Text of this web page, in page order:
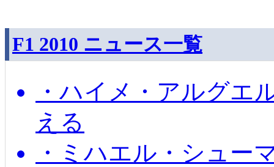
F1 2010 ニュース一覧
・ハイメ・アルグエ
える
・ミハエル・シュー